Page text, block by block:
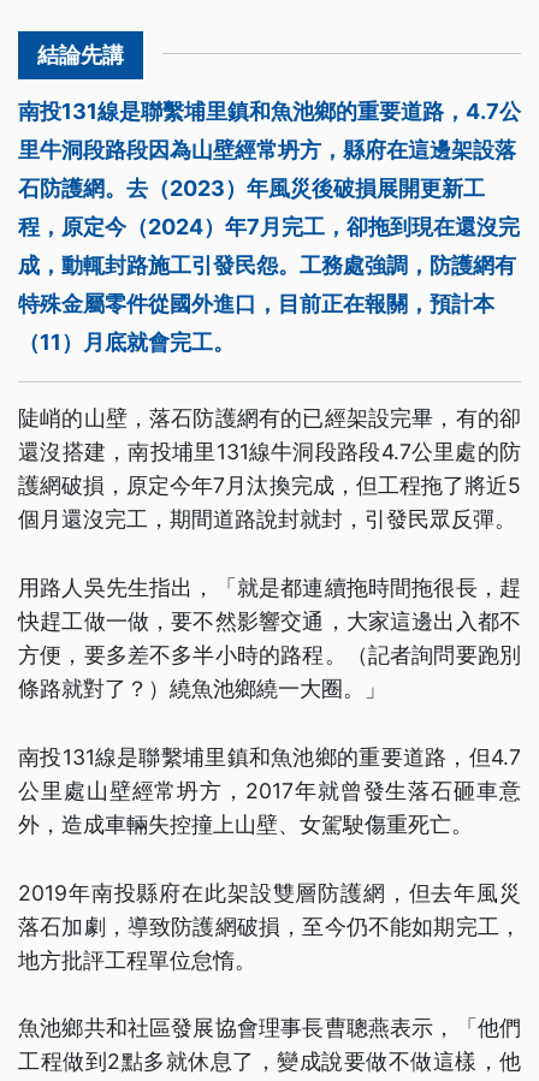
南投131線是聯繫埔里鎮和魚池鄉的重要道路，4.7公
里牛洞段路段因為山壁經常坍方，縣府在這邊架設落
石防護網。去（2023）年風災後破損展開更新工
程，原定今（2024）年7月完工，卻拖到現在還沒完
成，動輒封路施工引發民怨。工務處強調，防護網有
特殊金屬零件從國外進口，目前正在報關，預計本
（11）月底就會完工。
陡峭的山壁，落石防護網有的已經架設完畢，有的卻
還沒搭建，南投埔里131線牛洞段路段4.7公里處的防
護網破損，原定今年7月汰換完成，但工程拖了將近5
個月還沒完工，期間道路說封就封，引發民眾反彈。
用路人吳先生指出，「就是都連續拖時間拖很長，趕
快趕工做一做，要不然影響交通，大家這邊出入都不
方便，要多差不多半小時的路程。（記者詢問要跑別
條路就對了？）繞魚池鄉繞一大圈。」
南投131線是聯繫埔里鎮和魚池鄉的重要道路，但4.7
公里處山壁經常坍方，2017年就曾發生落石砸車意
外，造成車輛失控撞上山壁、女駕駛傷重死亡。
2019年南投縣府在此架設雙層防護網，但去年風災
落石加劇，導致防護網破損，至今仍不能如期完工，
地方批評工程單位怠惰。
魚池鄉共和社區發展協會理事長曹聰燕表示，「他們
工程做到2點多就休息了，變成說要做不做這樣，他